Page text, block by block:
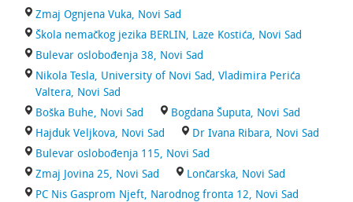
Zmaj Ognjena Vuka, Novi Sad
Škola nemačkog jezika BERLIN, Laze Kostića, Novi Sad
Bulevar oslobođenja 38, Novi Sad
Nikola Tesla, University of Novi Sad, Vladimira Perića
Valtera, Novi Sad
Boška Buhe, Novi Sad
Bogdana Šuputa, Novi Sad
Hajduk Veljkova, Novi Sad
Dr Ivana Ribara, Novi Sad
Bulevar oslobođenja 115, Novi Sad
Zmaj Jovina 25, Novi Sad
Lončarska, Novi Sad
PC Nis Gasprom Njeft, Narodnog fronta 12, Novi Sad